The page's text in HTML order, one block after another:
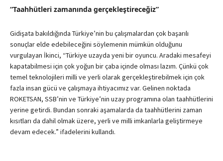
“Taahhütleri zamanında gerçekleştireceğiz”
Gidişata bakıldığında Türkiye’nin bu çalışmalardan çok başarılı
sonuçlar elde edebileceğini söylemenin mümkün olduğunu
vurgulayan İkinci, “Türkiye uzayda yeni bir oyuncu. Aradaki mesafeyi
kapatabilmesi için çok yoğun bir çaba içinde olması lazım. Çünkü çok
temel teknolojileri milli ve yerli olarak gerçekleştirebilmek için çok
fazla insan gücü ve çalışmaya ihtiyacımız var. Gelinen noktada
ROKETSAN, SSB’nin ve Türkiye’nin uzay programına olan taahhütlerini
yerine getirdi. Bundan sonraki aşamalarda da taahhütlerini zaman
kısıtları da dahil olmak üzere, yerli ve milli imkanlarla geliştirmeye
devam edecek.” ifadelerini kullandı.